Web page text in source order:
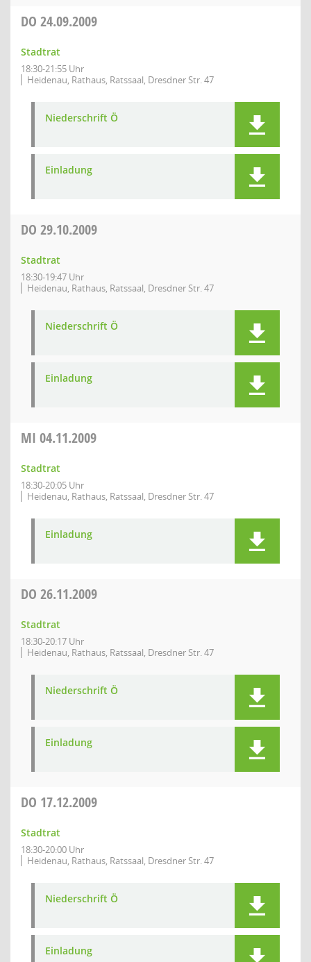
DO 24.09.2009
Stadtrat
18:30-21:55 Uhr
Heidenau, Rathaus, Ratssaal, Dresdner Str. 47
Niederschrift Ö
Einladung
DO 29.10.2009
Stadtrat
18:30-19:47 Uhr
Heidenau, Rathaus, Ratssaal, Dresdner Str. 47
Niederschrift Ö
Einladung
MI 04.11.2009
Stadtrat
18:30-20:05 Uhr
Heidenau, Rathaus, Ratssaal, Dresdner Str. 47
Einladung
DO 26.11.2009
Stadtrat
18:30-20:17 Uhr
Heidenau, Rathaus, Ratssaal, Dresdner Str. 47
Niederschrift Ö
Einladung
DO 17.12.2009
Stadtrat
18:30-20:00 Uhr
Heidenau, Rathaus, Ratssaal, Dresdner Str. 47
Niederschrift Ö
Einladung